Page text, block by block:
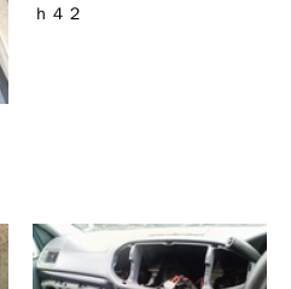
ｈ４２